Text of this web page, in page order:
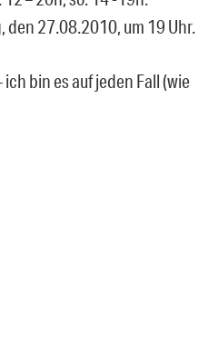
den 27.08.2010, um 19 Uhr.
bin es auf jeden Fall (wie